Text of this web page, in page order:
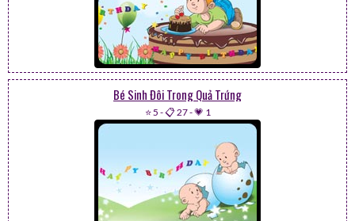
Bé Sinh Đôi Trong Quả Trứng
⭐ 5 -📋 27-💗 1